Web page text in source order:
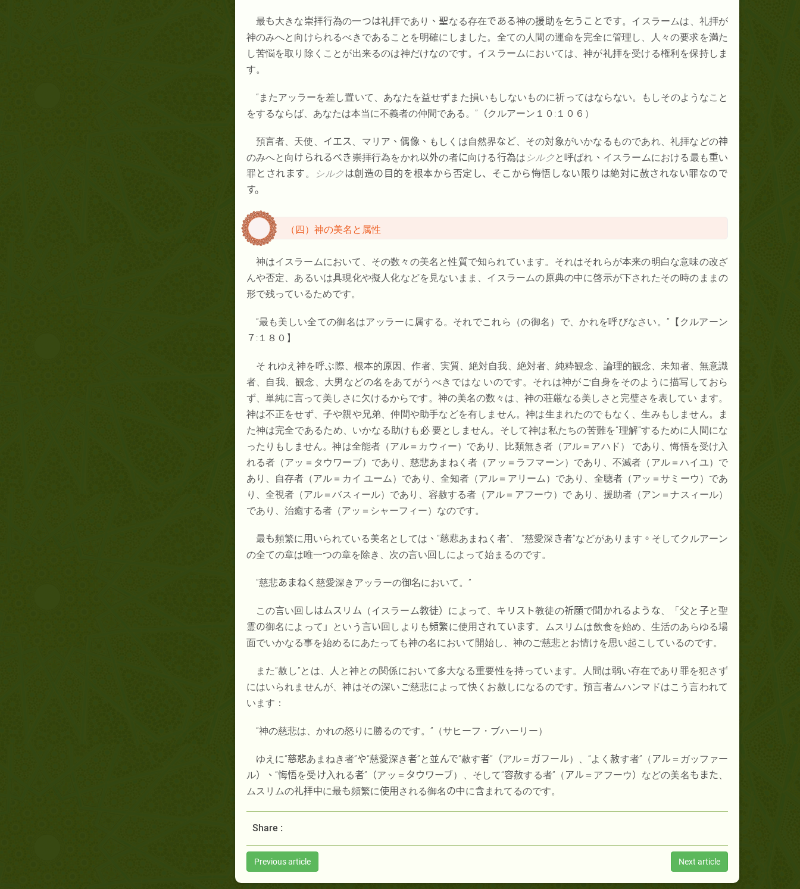
最も大きな崇拝行為の一つは礼拝であり 、聖なる存在である神の援助を乞うことです。イスラームは、礼拝が
神のみへと向けられるべきであることを明確にしました。全ての人間の運命を完全に管理し、人々の要求を満た
し苦悩を取り除くことが出来るのは神だけなのです。イスラームにおいては、神が礼拝を受ける権利を保持しま
す。
“またアッラーを差し置いて、あなたを益せずまた損いもしないものに祈ってはならない。もしそのようなこと
をするならば、あなたは本当に不義者の仲間である。 ”（クルアーン１０:１０６）
預言者、天使、 イエス 、マリア 、偶像、 もしくは自然界など、その対象がいかなるものであれ、礼拝などの神
のみへと向 けられるべき 崇拝行為をかれ以外の者に向ける行為は シルクと呼ばれ 、 イスラームにおける最も重い
罪とされます。 シルクは創造の目的を根本から否定し、そこから悔悟しない限りは絶対に赦されない罪なので
す。
（四）神の美名と属性
神はイスラームにおいて、その数々の美名と性質で知られています。それはそれらが本来の明白な意味の改ざ
んや否定、あるいは具現化や擬人化などを見ないまま、イスラームの原典の中に啓示が下されたその時のままの
形で残っているためです。
“最も美しい全ての御名はアッラーに属する。それでこれら（の御名）で、かれを呼びなさい。”【クルアーン
７ :１８０】
そ れゆえ神を呼ぶ際、根本的原因、作者、実質、絶対自我、絶対者、純粋観念、論理的観念、未知者、無意識
者、自我、観念、大男などの名をあてがうべきではな いのです。それは神がご自身をそのように描写しておら
ず、単純に言って美しさに欠けるからです。神の美名の数々は、神の荘厳なる美しさと完璧さを表してい ます。
神は不正をせず、子や親や兄弟、仲間や助手などを有しません。神は生まれたのでもなく、生みもしません。ま
た神は完全であるため、いかなる助けも必 要としません。そして神は私たちの苦難を“理解”するために人間にな
ったりもしません。神は全能者（アル＝カウィー）であり、比類無き者（アル＝アハド） であり、悔悟を受け入
れる者（アッ＝タウワーブ）であり、慈悲あまねく者（アッ＝ラフマーン）であり、不滅者（アル＝ハイユ）で
あり、自存者（アル＝カイ ユーム）であり、全知者（アル＝アリーム）であり、全聴者（アッ＝サミーウ）であ
り、全視者（アル＝バスィール）であり、容赦する者（アル＝アフーウ）で あり、援助者（アン＝ナスィール）
であり、治癒する者（アッ＝シャーフィー）なのです。
最も頻繁に用 いられている美名としては 、“慈悲あまねく者”、 “慈愛深 き者”などがあります 。 そしてクルアーン
の全ての章は唯一つの章を除き、次の言い回しによって始まるのです。
“慈悲あまねく 慈愛深きアッラーの御名において。 ”
この言い回 しはムスリム （イスラーム教徒） によって、 キリスト教徒の祈願で聞 かれるような、「父と 子と聖
霊の御名によって 」 という言い回しよりも頻繁に使用 されています。ムスリムは飲食を始め、生活のあらゆる場
面でいかなる事を始めるにあたっても神の名において開始し、神のご慈悲とお情けを思い起こしているのです。
また“赦し”とは、人と神との関係において多大なる重要性を持っています。人間は弱い存在であり罪を犯さず
にはいられませんが、神はその深いご慈悲によって快くお赦しになるのです。預言者ムハンマドはこう言われて
います：
“神の慈悲は、かれの怒りに勝るのです。”（サヒーフ・ブハーリー）
ゆえに“慈悲あまねき者”や“慈愛深き者”と並んで“赦す者”（アル＝ ガフール）、“よく赦す者”（ アル ＝ガッファー
ル）、“悔悟を受 け入れる者”（アッ＝ タウワーブ）、そして“容赦する者”（ アル ＝アフーウ） などの美名もまた、
ムスリムの礼拝中に最も頻繁に使用 される御名の中に含 まれてるのです。
Share :
Previous article Next article